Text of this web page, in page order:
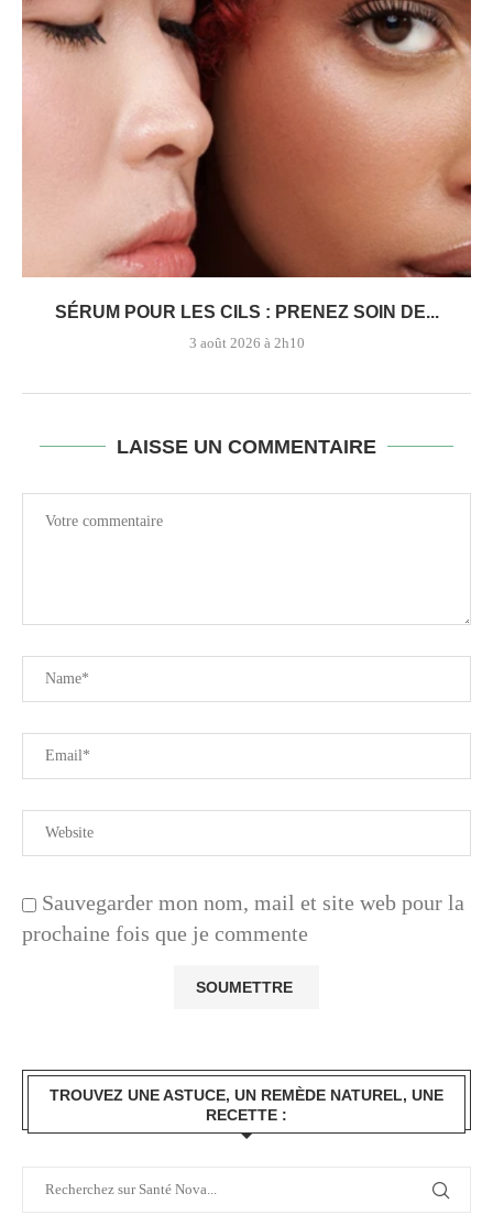
SÉRUM POUR LES CILS : PRENEZ SOIN DE...
3 août 2026 à 2h10
LAISSE UN COMMENTAIRE
Sauvegarder mon nom, mail et site web pour la
prochaine fois que je commente
TROUVEZ UNE ASTUCE, UN REMÈDE NATUREL, UNE
RECETTE :